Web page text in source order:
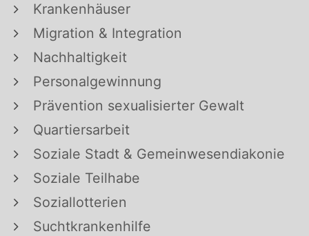
Krankenhäuser
Migration & Integration
Nachhaltigkeit
Personalgewinnung
Prävention sexualisierter Gewalt
Quartiersarbeit
Soziale Stadt & Gemeinwesendiakonie
Soziale Teilhabe
Soziallotterien
Suchtkrankenhilfe